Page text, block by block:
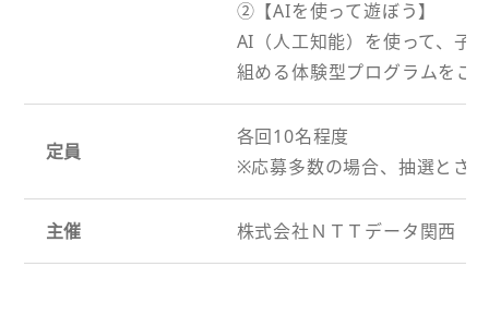
②【AIを使って遊ぼう】
AI（人工知能）を使って、子
組める体験型プログラムをご
定員
各回10名程度
※応募多数の場合、抽選とさ
主催 株式会社ＮＴＴデータ関西